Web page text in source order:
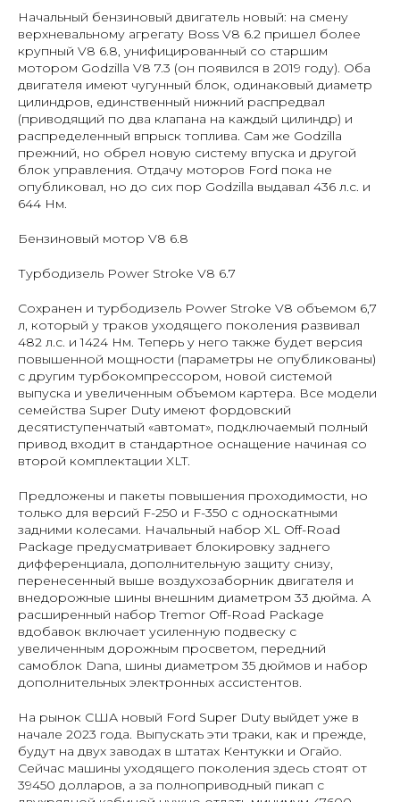
Начальный бензиновый двигатель новый: на смену
верхневальному агрегату Boss V8 6.2 пришел более
крупный V8 6.8, унифицированный со старшим
мотором Godzilla V8 7.3 (он появился в 2019 году). Оба
двигателя имеют чугунный блок, одинаковый диаметр
цилиндров, единственный нижний распредвал
(приводящий по два клапана на каждый цилиндр) и
распределенный впрыск топлива. Сам же Godzilla
прежний, но обрел новую систему впуска и другой
блок управления. Отдачу моторов Ford пока не
опубликовал, но до сих пор Godzilla выдавал 436 л.с. и
644 Нм.
Бензиновый мотор V8 6.8
Турбодизель Power Stroke V8 6.7
Сохранен и турбодизель Power Stroke V8 объемом 6,7
л, который у траков уходящего поколения развивал
482 л.с. и 1424 Нм. Теперь у него также будет версия
повышенной мощности (параметры не опубликованы)
с другим турбокомпрессором, новой системой
выпуска и увеличенным объемом картера. Все модели
семейства Super Duty имеют фордовский
десятиступенчатый «автомат», подключаемый полный
привод входит в стандартное оснащение начиная со
второй комплектации XLT.
Предложены и пакеты повышения проходимости, но
только для версий F-250 и F-350 с односкатными
задними колесами. Начальный набор XL Off-Road
Package предусматривает блокировку заднего
дифференциала, дополнительную защиту снизу,
перенесенный выше воздухозаборник двигателя и
внедорожные шины внешним диаметром 33 дюйма. А
расширенный набор Tremor Off-Road Package
вдобавок включает усиленную подвеску с
увеличенным дорожным просветом, передний
самоблок Dana, шины диаметром 35 дюймов и набор
дополнительных электронных ассистентов.
На рынок США новый Ford Super Duty выйдет уже в
начале 2023 года. Выпускать эти траки, как и прежде,
будут на двух заводах в штатах Кентукки и Огайо.
Сейчас машины уходящего поколения здесь стоят от
39450 долларов, а за полноприводный пикап с